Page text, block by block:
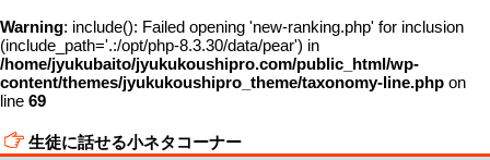
Warning: include(): Failed opening 'new-ranking.php' for inclusion
(include_path='.:/opt/php-8.3.30/data/pear') in
/home/jyukubaito/jyukukoushipro.com/public_html/wp-
content/themes/jyukukoushipro_theme/taxonomy-line.php on
line 69
生徒に話せる小ネタコーナー